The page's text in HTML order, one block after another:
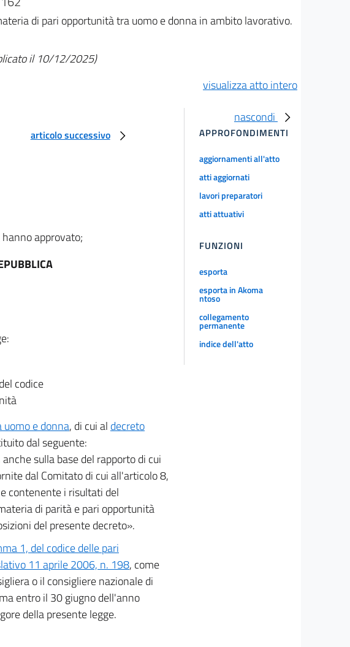
di pari opportunità tra uomo e donna in ambito lavorativo.
il 10/12/2025)
visualizza atto intero
articolo successivo
approvato;
codice
e donna, di cui al decreto
dal seguente:
sulla base del rapporto di cui
dal Comitato di cui all'articolo 8,
contenente i risultati del
di parità e pari opportunità
del presente decreto».
1, del codice delle pari
11 aprile 2006, n. 198, come
o il consigliere nazionale di
entro il 30 giugno dell'anno
della presente legge.
nascondi
APPROFONDIMENTI
aggiornamenti all'atto
atti aggiornati
lavori preparatori
atti attuativi
FUNZIONI
esporta
esporta in Akoma
ntoso
collegamento
permanente
indice dell'atto